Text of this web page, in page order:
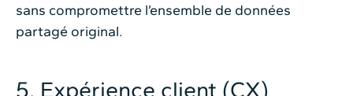
sans compromettre l’ensemble de données
partagé original.
5. Expérience client (CX)